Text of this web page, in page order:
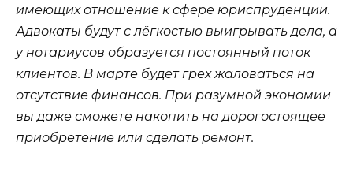
имеющих отношение к сфере юриспруденции.
Адвокаты будут с лёгкостью выигрывать дела, а
у нотариусов образуется постоянный поток
клиентов. В марте будет грех жаловаться на
отсутствие финансов. При разумной экономии
вы даже сможете накопить на дорогостоящее
приобретение или сделать ремонт.